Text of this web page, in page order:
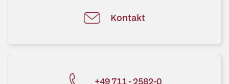
Kontakt
+49 711 - 2582-0